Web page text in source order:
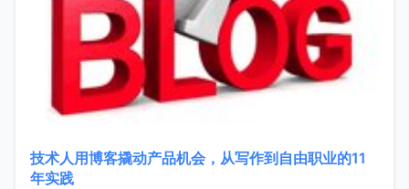
技术人用博客撬动产品机会，从写作到自由职业的11
年实践